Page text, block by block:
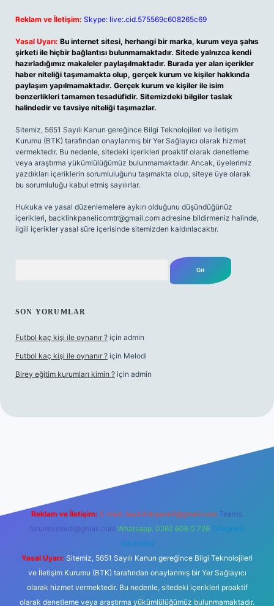
Reklam ve İletişim: Skype: live:.cid.575569c608265c69
Yasal Uyarı: Bu internet sitesi, herhangi bir marka, kurum veya şahıs
şirketi ile hiçbir bağlantısı bulunmamaktadır. Sitede yalnızca kendi
hazırladığımız makaleler paylaşılmaktadır. Burada yer alan içerikler
haber niteliği taşımamakta olup, gerçek kurum ve kişiler hakkında
paylaşım yapılmamaktadır. Gerçek kurum ve kişiler ile isim
benzerlikleri tamamen tesadüfidir. Sitemizdeki bilgiler taslak
halindedir ve tavsiye niteliği taşımazlar.
Sitemiz, 5651 Sayılı Kanun gereğince Bilgi Teknolojileri ve İletişim
Kurumu (BTK) tarafından onaylanmış bir Yer Sağlayıcı olarak hizmet
vermektedir. Bu nedenle, sitedeki içerikleri proaktif olarak denetleme
veya araştırma yükümlülüğümüz bulunmamaktadır. Ancak, üyelerimiz
yazdıkları içeriklerin sorumluluğunu taşımakta olup, siteye üye olarak
bu sorumluluğu kabul etmiş sayılırlar.
Hukuka ve yasal düzenlemelere aykırı olduğunu düşündüğünüz
içerikleri, backlinkpanelicomtr@gmail.com adresine bildirmeniz halinde,
ilgili içerikler yasal süre içerisinde sitemizden kaldırılacaktır.
SON YORUMLAR
Futbol kaç kişi ile oynanır ? için admin
Futbol kaç kişi ile oynanır ? için Melodi
Birey eğitim kurumları kimin ? için admin
Reklam ve İletişim: E-mail: backlinkpaneli@gmail.com Teams:
forumhizmeti@gmail.com Whatsapp: 0262 606 0 726 Telegram:
@karabul
Yasal Uyarı: Sitemiz, 5651 Sayılı Kanun gereğince Bilgi Teknolojileri
ve İletişim Kurumu (BTK) tarafından onaylanmış bir Yer Sağlayıcı
olarak hizmet vermektedir. Bu nedenle, sitedeki içerikleri proaktif
olarak denetleme veya araştırma yükümlülüğümüz bulunmamaktadır.